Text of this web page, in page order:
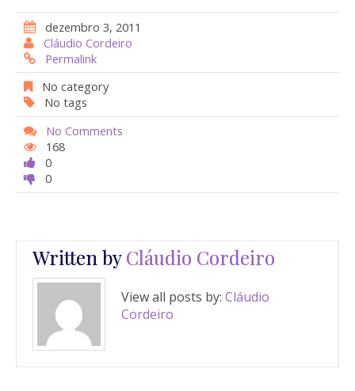
e
b
o
o
k
at
s
A
p
p
itt
er
er
st
dezembro 3, 2011
Cláudio Cordeiro
Permalink
No category
No tags
No Comments
168
0
0
Written byCláudio Cordeiro
View all posts by: Cláudio
Cordeiro